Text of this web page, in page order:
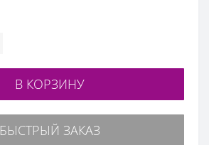
В КОРЗИНУ
БЫСТРЫЙ ЗАКАЗ